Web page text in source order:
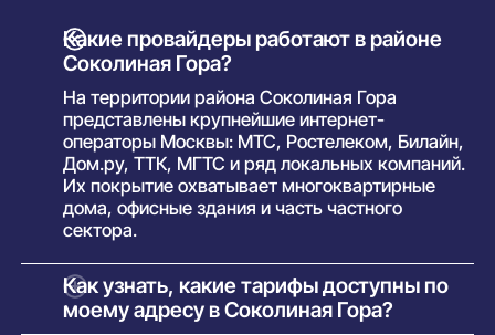
Какие провайдеры работают в районе
Соколиная Гора?
На территории района Соколиная Гора
представлены крупнейшие интернет-
операторы Москвы: МТС, Ростелеком, Билайн,
Дом.ру, ТТК, МГТС и ряд локальных компаний.
Их покрытие охватывает многоквартирные
дома, офисные здания и часть частного
сектора.
Как узнать, какие тарифы доступны по
моему адресу в Соколиная Гора?